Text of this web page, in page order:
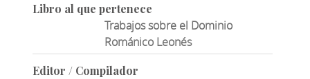
Libro al que pertenece
Trabajos sobre el Dominio
Románico Leonés
Editor / Compilador